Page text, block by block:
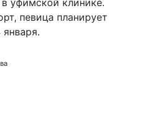
певица планирует